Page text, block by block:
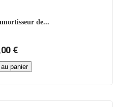
de...
€
panier